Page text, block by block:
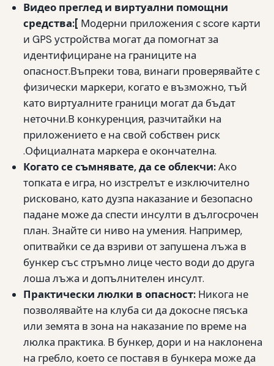
Видео преглед и виртуални помощни
средства:[ Модерни приложения с score карти
и GPS устройства могат да помогнат за
идентифициране на границите на
опасност.Въпреки това, винаги проверявайте с
физически маркери, когато е възможно, тъй
като виртуалните граници могат да бъдат
неточни.В конкуренция, разчитайки на
приложението е на свой собствен риск
.Официалната маркера е окончателна.
Когато се съмнявате, да се облекчи:Ако
топката е игра, но изстрелът е изключително
рисковано, като дузпа наказание и безопасно
падане може да спести инсулти в дългосрочен
план. Знайте си ниво на умения. Например,
опитвайки се да взриви от запушена лъжа в
бункер със стръмно лице често води до друга
лоша лъжа и допълнителен инсулт.
Практически люлки в опасност:Никога не
позволявайте на клуба си да докосне пясъка
или земята в зона на наказание по време на
люлка практика. В бункер, дори и на наклонена
на гребло, което се поставя в бункера може да